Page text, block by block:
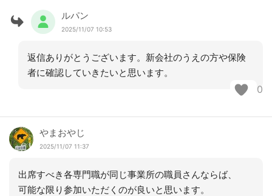
ルパン
2025/11/07 10:53
返信ありがとうございます。新会社のうえの方や保険
者に確認していきたいと思います。
0
やまおやじ
2025/11/07 11:37
出席すべき各専門職が同じ事業所の職員さんならば、
可能な限り参加いただくのが良いと思います。